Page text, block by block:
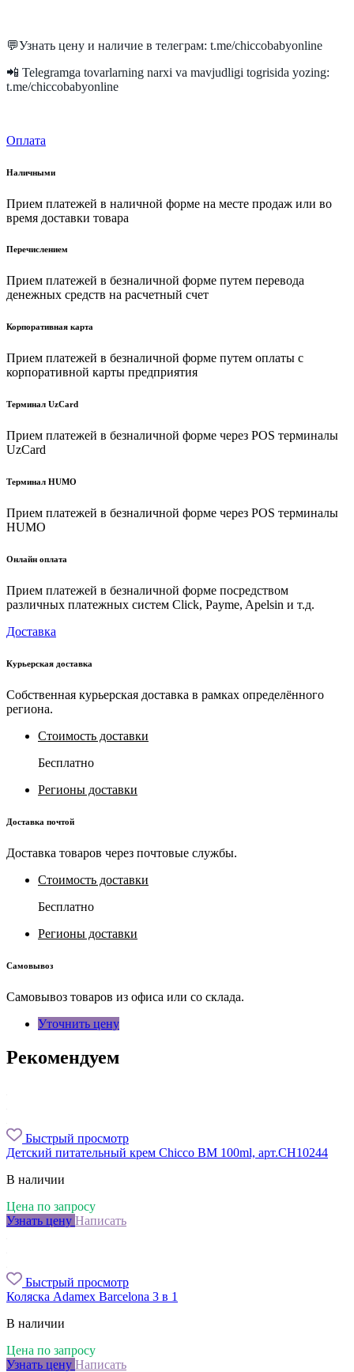
💬Узнать цену и наличие в телеграм: t.me/chiccobabyonline
📲 Telegramga tovarlarning narxi va mavjudligi togrisida yozing:
t.me/chiccobabyonline
Оплата
Наличными
Прием платежей в наличной форме на месте продаж или во
время доставки товара
Перечислением
Прием платежей в безналичной форме путем перевода
денежных средств на расчетный счет
Корпоративная карта
Прием платежей в безналичной форме путем оплаты с
корпоративной карты предприятия
Терминал UzCard
Прием платежей в безналичной форме через POS терминалы
UzCard
Терминал HUMO
Прием платежей в безналичной форме через POS терминалы
HUMO
Онлайн оплата
Прием платежей в безналичной форме посредством
различных платежных систем Click, Payme, Apelsin и т.д.
Доставка
Курьерская доставка
Собственная курьерская доставка в рамках определённого
региона.
Стоимость доставки
Бесплатно
Регионы доставки
Доставка почтой
Доставка товаров через почтовые службы.
Стоимость доставки
Бесплатно
Регионы доставки
Самовывоз
Самовывоз товаров из офиса или со склада.
Уточнить цену
Рекомендуем
Быстрый просмотр
Детский питательный крем Chicco BM 100ml, арт.CH10244
В наличии
Цена по запросу
Узнать цену Написать
Быстрый просмотр
Коляска Adamex Barcelona 3 в 1
В наличии
Цена по запросу
Узнать цену Написать